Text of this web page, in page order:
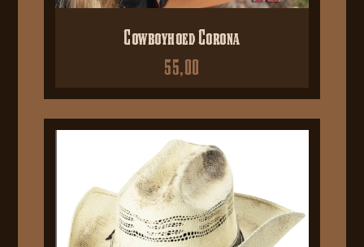
Cowboyhoed Corona
55,00